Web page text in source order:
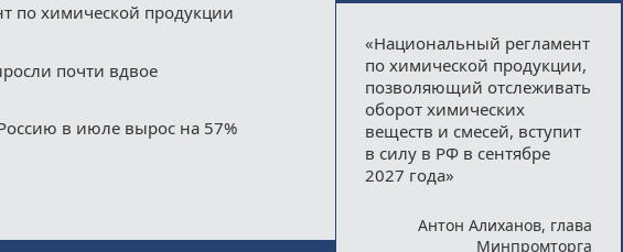
по химической продукции
почти вдвое
в июле вырос на 57%
«Национальный регламент
по химической продукции,
позволяющий отслеживать
оборот химических
веществ и смесей, вступит
в силу в РФ в сентябре
2027 года»
Антон Алиханов, глава
Минпромторга